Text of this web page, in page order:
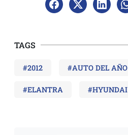
TAGS
#2012 #AUTO DEL AÑO
#ELANTRA #HYUNDAI